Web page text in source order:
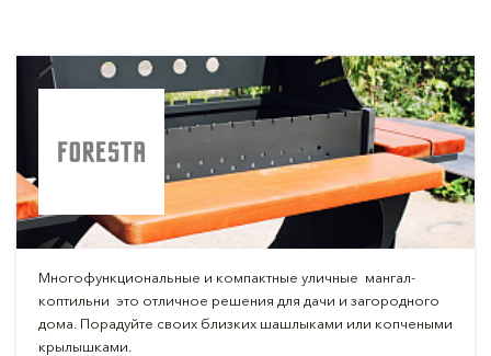
Многофункциональные и компактные уличные мангал-
коптильни это отличное решения для дачи и загородного
дома. Порадуйте своих близких шашлыками или копчеными
крылышками.